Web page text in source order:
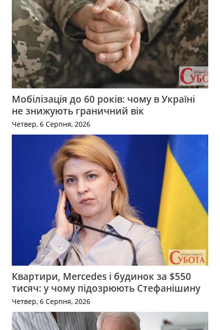
Мобілізація до 60 років: чому в Україні
не знижують граничний вік
Четвер, 6 Серпня, 2026
Квартири, Mercedes і будинок за $550
тисяч: у чому підозрюють Стефанішину
Четвер, 6 Серпня, 2026